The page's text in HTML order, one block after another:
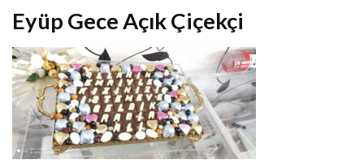
Eyüp Gece Açık Çiçekçi